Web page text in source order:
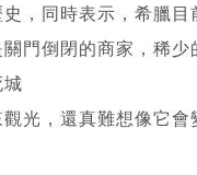
，同時表示，希臘目
門倒閉的商家，稀少
光，還真難想像它會